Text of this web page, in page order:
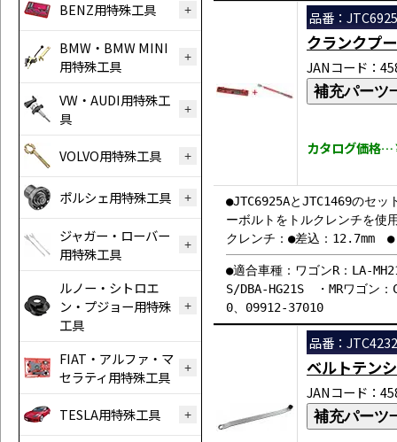
BENZ用特殊工具
BMW・BMW MINI
用特殊工具
VW・AUDI用特殊工
具
VOLVO用特殊工具
ポルシェ用特殊工具
ジャガー・ローバー
用特殊工具
ルノー・シトロエ
ン・プジョー用特殊
工具
FIAT・アルファ・マ
セラティ用特殊工具
TESLA用特殊工具
品番：
クランクプ
JANコード：
補充パーツ
カタログ価格
●JTC6925AとJTC1469のセ
ーボルトをトルクレンチを
クレンチ：●差込：12.7mm
●適合車種：ワゴンR：LA-
S/DBA-HG21S ・MRワゴン
0、09912-37010
品番：
ベルトテン
JANコード：
補充パーツ